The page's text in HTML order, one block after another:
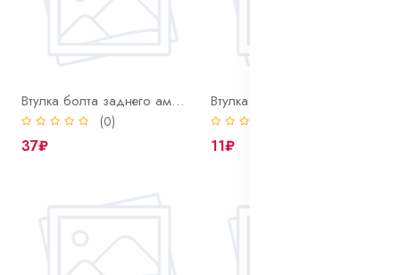
Втулка болта заднего аморт. 2101 (распор)
(0)
37₽ 11₽